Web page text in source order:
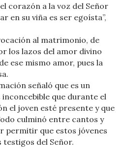
corazón a la voz del Señor
en su viña es ser egoísta”,
al matrimonio, de
los lazos del amor divino
ese mismo amor, pues la
señaló que es un
que durante el
el joven esté presente y que
culminó entre cantos y
permitir que estos jóvenes
testigos del Señor.